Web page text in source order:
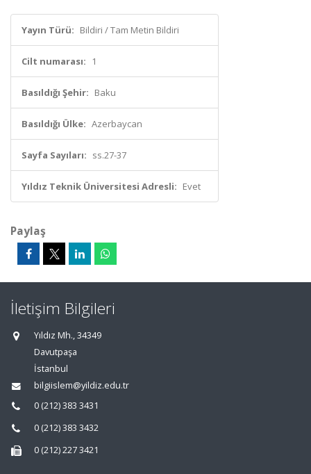
Yayın Türü: Bildiri / Tam Metin Bildiri
Cilt numarası: 1
Basıldığı Şehir: Baku
Basıldığı Ülke: Azerbaycan
Sayfa Sayıları: ss.27-37
Yıldız Teknik Üniversitesi Adresli: Evet
Paylaş
İletişim Bilgileri
Yıldız Mh., 34349
Davutpaşa
İstanbul
bilgiislem@yildiz.edu.tr
0 (212) 383 3431
0 (212) 383 3432
0 (212) 227 3421